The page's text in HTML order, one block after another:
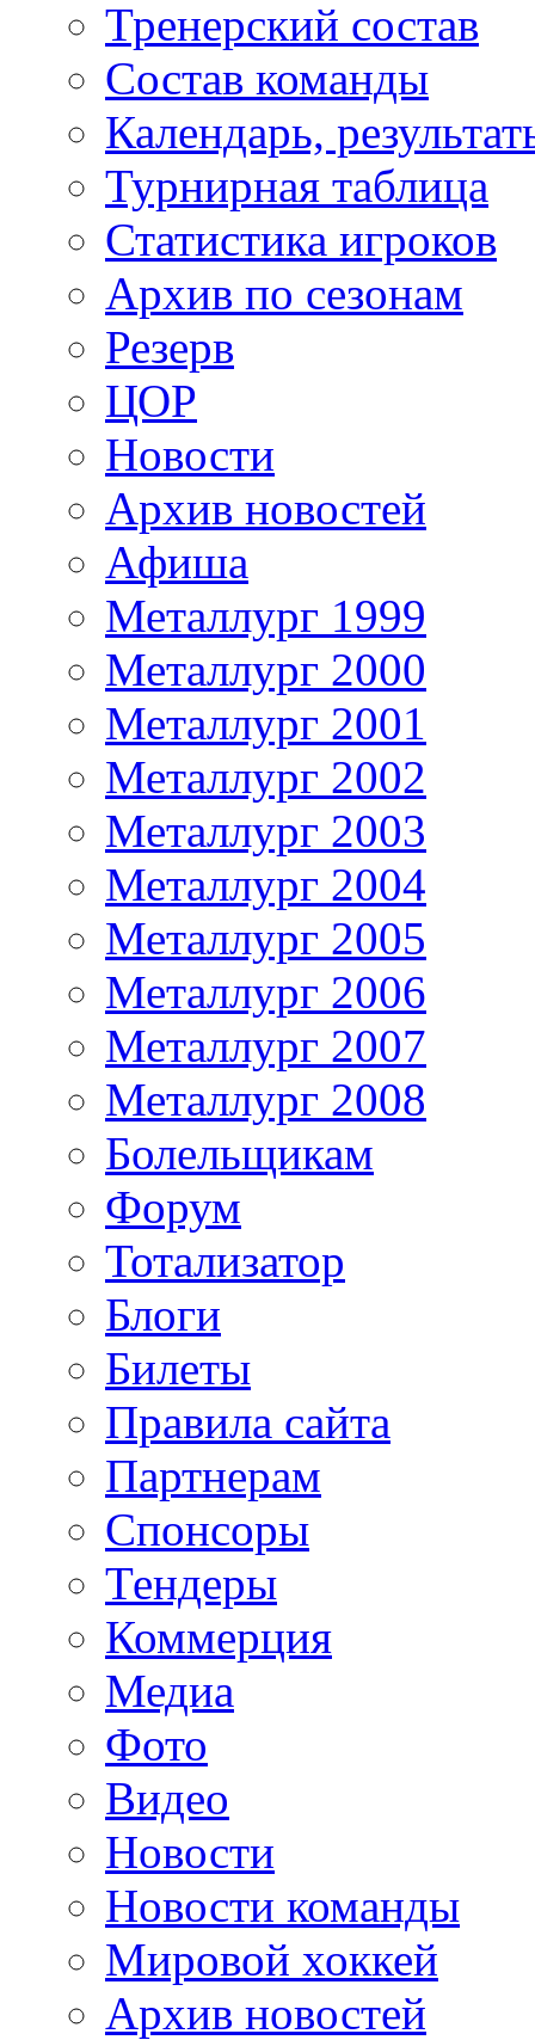
Тренерский состав
Состав команды
Календарь,
Турнирная таблица
Статистика игроков
Архив по сезонам
Резерв
ЦОР
Новости
Архив новостей
Афиша
Металлург 1999
Металлург 2000
Металлург 2001
Металлург 2002
Металлург 2003
Металлург 2004
Металлург 2005
Металлург 2006
Металлург 2007
Металлург 2008
Болельщикам
Форум
Тотализатор
Блоги
Билеты
Правила сайта
Партнерам
Спонсоры
Тендеры
Коммерция
Медиа
Фото
Видео
Новости
Новости команды
Мировой хоккей
Архив новостей